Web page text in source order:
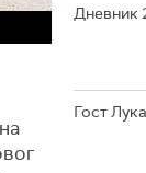
Дневник
Гост